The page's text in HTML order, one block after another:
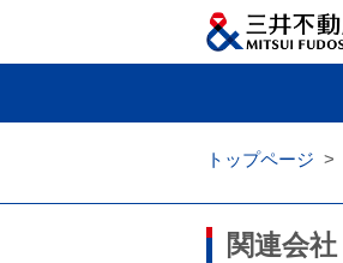
トップページ
関連会社